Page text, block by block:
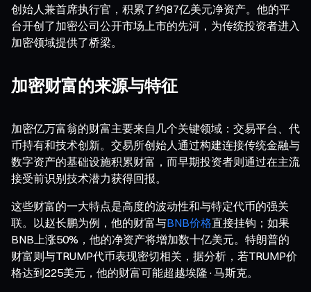
创始人兼首席执行官，积累了约87亿美元净资产。他的平
台开创了加密公司公开市场上市的先河，为传统投资者进入
加密领域提供了桥梁。
加密财富的来源与特征
加密亿万富翁的财富主要来自几个关键领域：交易平台、代
币持有和技术创新。交易所创始人通过构建连接传统金融与
数字资产的基础设施积累财富，而早期投资者则通过在主流
接受前识别技术潜力获得回报。
这些财富的一大特点是高度的波动性和与特定代币的强关
联。以赵长鹏为例，他的财富与BNB价格直接挂钩；如果
BNB上涨50%，他的净资产将增加数十亿美元。特朗普的
财富则与TRUMP代币表现密切相关，据分析，若TRUMP价
格达到225美元，他的财富可能超越埃隆·马斯克。